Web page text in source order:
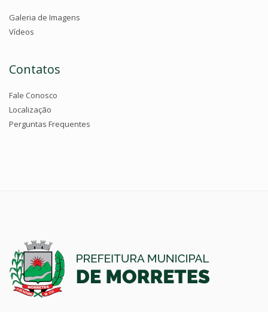
Galeria de Imagens
Vídeos
Contatos
Fale Conosco
Localização
Perguntas Frequentes